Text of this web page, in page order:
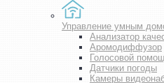
Управление умным
Анализатор
Аромодиффузор
Голосовой
Датчики погоды
Камеры